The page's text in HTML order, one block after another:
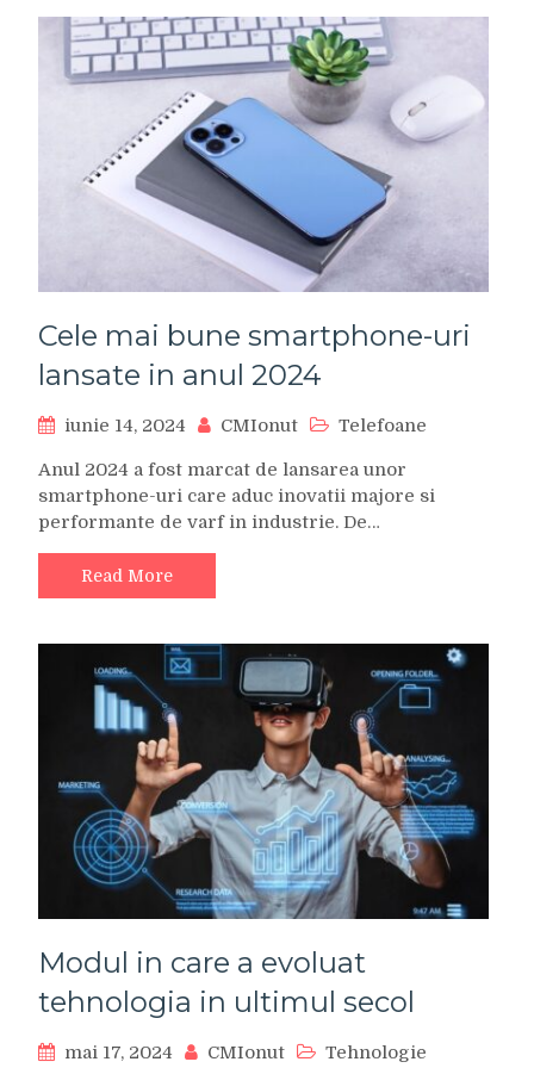
Cele mai bune smartphone-uri
lansate in anul 2024
iunie 14, 2024 CMIonut Telefoane
Anul 2024 a fost marcat de lansarea unor
smartphone-uri care aduc inovatii majore si
performante de varf in industrie. De…
Read More
Modul in care a evoluat
tehnologia in ultimul secol
mai 17, 2024 CMIonut Tehnologie